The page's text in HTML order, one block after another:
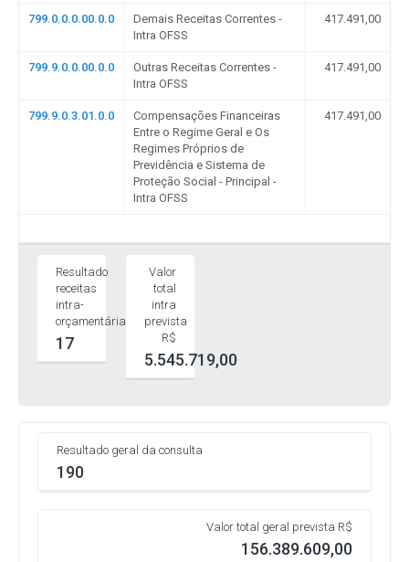
799.0.0.0.00.0.0
Demais Receitas Correntes -
Intra OFSS
417.491,00
799.9.0.0.00.0.0
Outras Receitas Correntes -
Intra OFSS
417.491,00
799.9.0.3.01.0.0
Compensações Financeiras
Entre o Regime Geral e Os
Regimes Próprios de
Previdência e Sistema de
Proteção Social - Principal -
Intra OFSS
417.491,00
Resultado
receitas
intra-
orçamentárias
17
Valor
total
intra
prevista
R$
5.545.719,00
Resultado geral da consulta
190
Valor total geral prevista R$
156.389.609,00